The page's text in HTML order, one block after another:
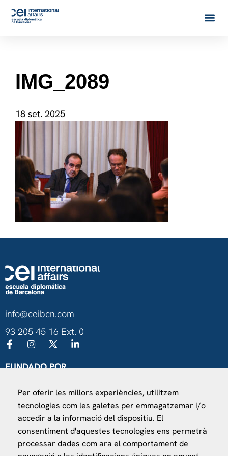
IMG_2089
18 set. 2025
info@ceibcn.com
93 205 45 16 Ext. 0
FUNDADO POR
Ministerio de Asuntos Exteriores, UE y Cooperación
Fundación "la Caixa"
Per oferir les millors experiències, utilitzem
tecnologies com les galetes per emmagatzemar i/o
accedir a la informació del dispositiu. El
consentiment d'aquestes tecnologies ens permetrà
processar dades com ara el comportament de